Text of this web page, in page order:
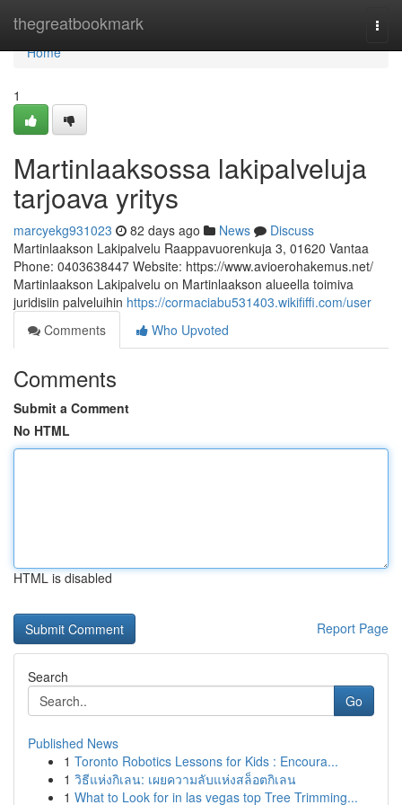
thegreatbookmark
Home
Home
1
Martinlaaksossa lakipalveluja
tarjoava yritys
marcyekg931023 82 days ago News
Discuss
Martinlaakson Lakipalvelu Raappavuorenkuja 3, 01620 Vantaa
Phone: 0403638447 Website: https://www.avioerohakemus.net/
Martinlaakson Lakipalvelu on Martinlaakson alueella toimiva
juridisiin palveluihin https://cormaciabu531403.wikififfi.com/user
Comments
Who Upvoted
Comments
Submit a Comment
No HTML
HTML is disabled
Report Page
Search
Go
Published News
1 Toronto Robotics Lessons for Kids : Encoura...
1 วิธีแห่งกิเลน: เผยความลับแห่งสล็อตกิเลน
1 What to Look for in las vegas top Tree Trimming...